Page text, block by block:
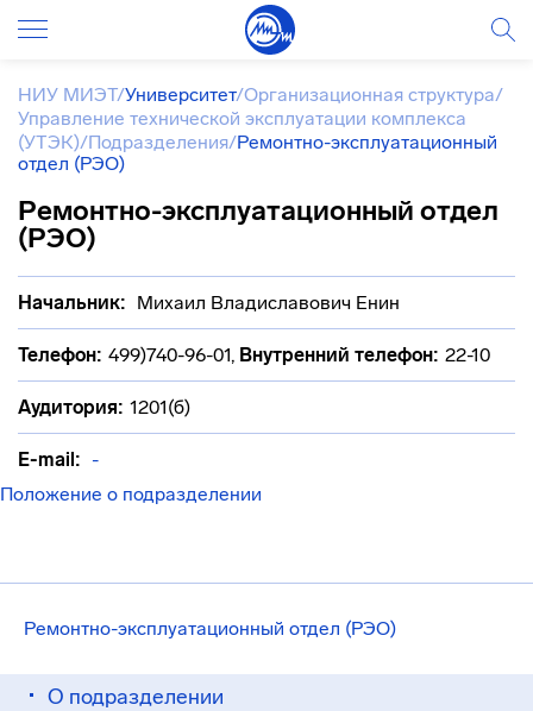
Ремонтно-эксплуатационный отдел (РЭО)
О подразделении
НИУ МИЭТ/Университет/Организационная структура/
Управление технической эксплуатации комплекса
(УТЭК)/Подразделения/Ремонтно-эксплуатационный
отдел (РЭО)
Ремонтно-эксплуатационный отдел
(РЭО)
Начальник: Михаил Владиславович Енин
Телефон: 499)740-96-01, Внутренний телефон: 22-10
Аудитория: 1201(б)
E-mail: -
Положение о подразделении